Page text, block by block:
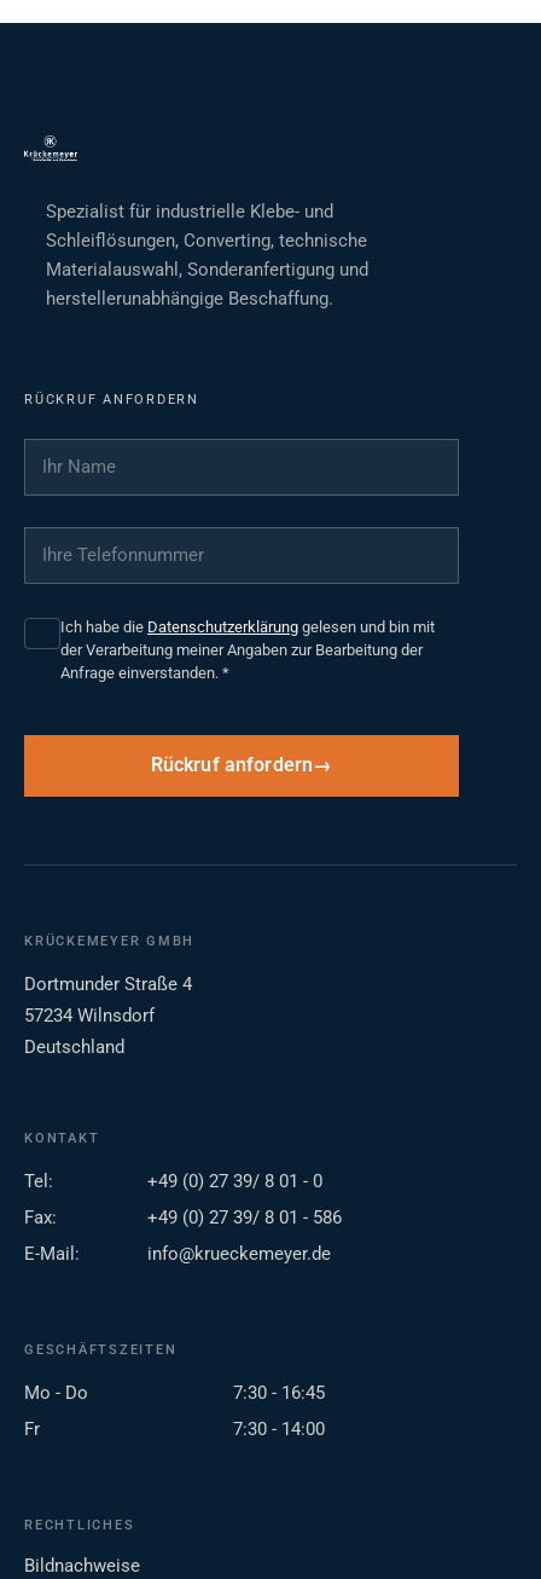
Spezialist für industrielle Klebe- und
Schleiflösungen, Converting, technische
Materialauswahl, Sonderanfertigung und
herstellerunabhängige Beschaffung.
RÜCKRUF ANFORDERN
Ihr Name
Ihre Telefonnummer
Ich habe die Datenschutzerklärung gelesen und bin mit
der Verarbeitung meiner Angaben zur Bearbeitung der
Anfrage einverstanden. *
Rückruf anfordern
KRÜCKEMEYER GMBH
Dortmunder Straße 4
57234 Wilnsdorf
Deutschland
KONTAKT
Tel:
+49 (0) 27 39/ 8 01 - 0
Fax:
+49 (0) 27 39/ 8 01 - 586
E-Mail:
info@krueckemeyer.de
GESCHÄFTSZEITEN
Mo - Do
7:30 - 16:45
Fr
7:30 - 14:00
RECHTLICHES
Bildnachweise